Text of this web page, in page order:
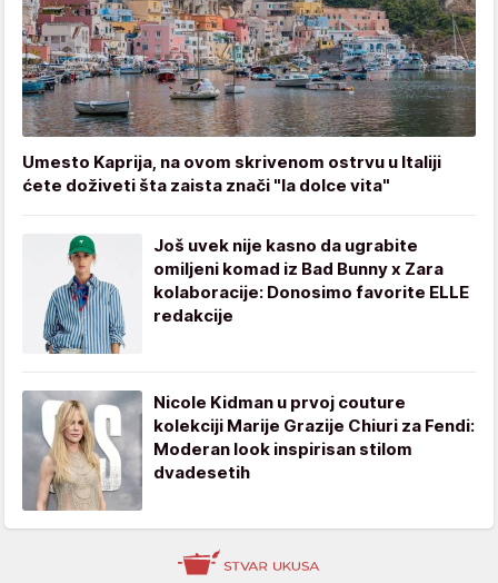
Umesto Kaprija, na ovom skrivenom ostrvu u Italiji
ćete doživeti šta zaista znači "la dolce vita"
Još uvek nije kasno da ugrabite
omiljeni komad iz Bad Bunny x Zara
kolaboracije: Donosimo favorite ELLE
redakcije
Nicole Kidman u prvoj couture
kolekciji Marije Grazije Chiuri za Fendi:
Moderan look inspirisan stilom
dvadesetih